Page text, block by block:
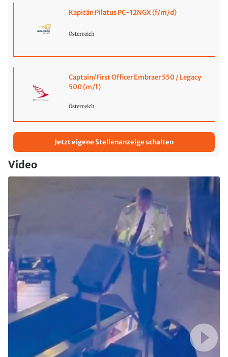
Kapitän Pilatus PC-12NGX (f/m/d)
Österreich
Captain/First Officer Embraer 550 / Legacy
500 (m/f)
Österreich
Jetzt eigene Stellenanzeige schalten
Video